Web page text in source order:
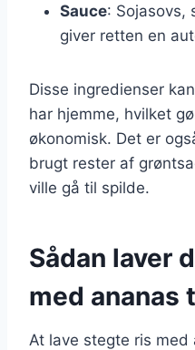
Sauce: Sojasovs,
giver retten en
Disse ingredienser
har hjemme, hvilket
økonomisk. Det er
brugt rester af
ville gå til spilde.
Sådan laver
med ananas
At lave stegte ris med